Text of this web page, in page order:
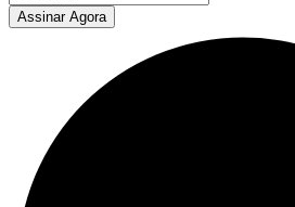
Assinar Agora